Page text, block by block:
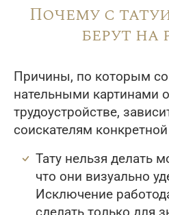
Почему с
берут на
Причины, по которым
нательными картинами
трудоустройстве,
соискателям
Тату нельзя делать
что они визуально
Исключение